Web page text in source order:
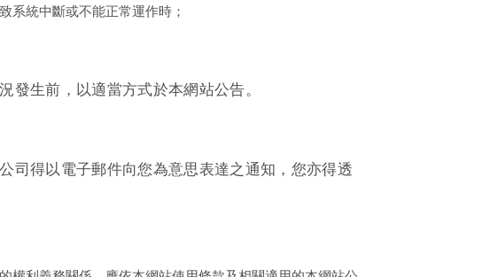
系統中斷或不能正常運作時；
發生前，以適當方式於本網站公告。
司得以電子郵件向您為意思表達之通知，您亦得透